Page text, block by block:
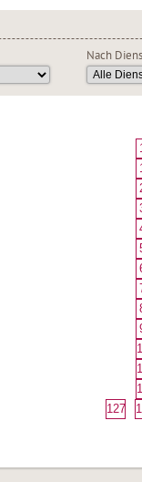
Nach
127